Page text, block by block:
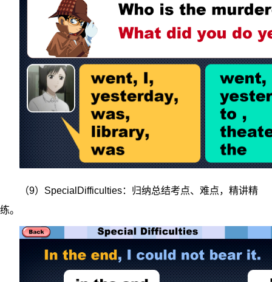
（9）SpecialDifficulties：归纳总结考点、难点，精讲精
练。